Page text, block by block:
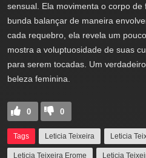
sensual. Ela movimenta o corpo
bunda balançar de maneira
cada requebro, ela revela um
mostra a voluptuosidade de suas
para serem tocadas. Um
beleza feminina.
0 0
Tags Leticia Teixeira Leticia
Leticia Teixeira Erome Leticia